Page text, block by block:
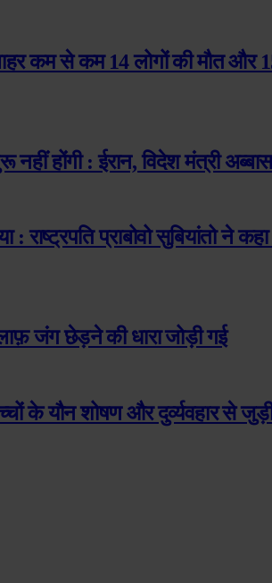
कम से कम 14 लोगों की मौत और
होंगी : ईरान, विदेश मंत्री
: राष्ट्रपति प्राबोवो सुबियांतो ने
जंग छेड़ने की धारा जोड़ी गई
के यौन शोषण और दुर्व्यवहार से